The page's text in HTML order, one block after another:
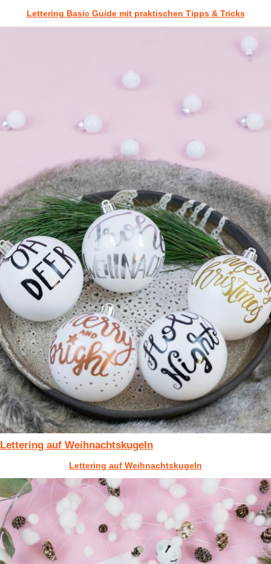
Lettering Basic Guide mit praktischen Tipps & Tricks
Lettering auf Weihnachtskugeln
Lettering auf Weihnachtskugeln